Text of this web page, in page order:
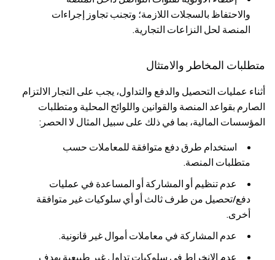
والاحتفاظ بالسجلات اللازمة؛ وتجنب تجاوز إجراءات
المنصة لحل النزاعات التجارية.
متطلبات المخاطر والامتثال
أثناء عمليات التحصيل والدفع والتداول، يجب على التجار الالتزام
الصارم بقواعد المنصة والقوانين واللوائح المحلية ومتطلبات
المؤسسات المالية، بما في ذلك على سبيل المثال لا الحصر:
استخدام طرق دفع متوافقة للمعاملات حسب
متطلبات المنصة.
عدم تنظيم أو المشاركة أو المساعدة في عمليات
دفع/تحصيل من طرف ثالث أو أي سلوكيات غير متوافقة
أخرى.
عدم المشاركة في معاملات أموال غير قانونية.
عدم الانخراط في سلوكيات تداول غير طبيعية بهدف